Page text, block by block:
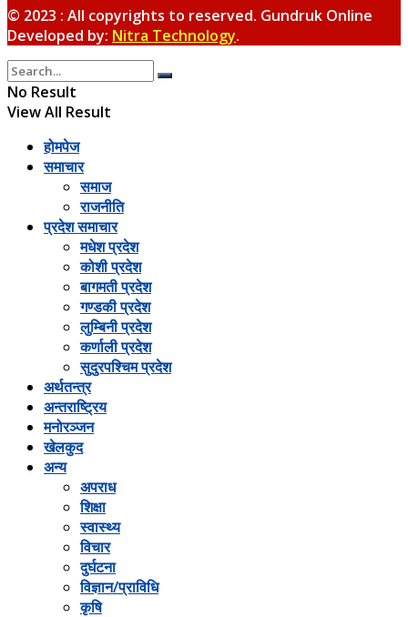
© 2023 : All copyrights to reserved. Gundruk Online
Developed by: Nitra Technology.
No Result
View All Result
होमपेज
समाचार
समाज
राजनीति
प्रदेश समाचार
मधेश प्रदेश
कोशी प्रदेश
बागमती प्रदेश
गण्डकी प्रदेश
लुम्बिनी प्रदेश
कर्णाली प्रदेश
सुदुरपश्चिम प्रदेश
अर्थतन्त्र
अन्तराष्ट्रिय
मनोरञ्जन
खेलकुद
अन्य
अपराध
शिक्षा
स्वास्थ्य
विचार
दुर्घटना
विज्ञान/प्राविधि
कृषि